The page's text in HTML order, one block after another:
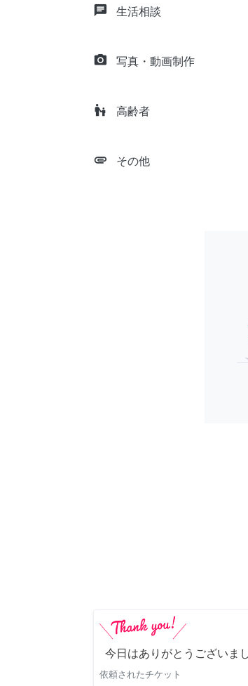
chat 生活相談
camera_alt 写真・動画制作
escalator_warning 高齢者
attachment その他
今日はありがとうございま
依頼されたチケット